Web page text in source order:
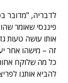
לדבריה, "מדובר
פיננסי שאומר
אותו עושה טעות
זה – מישהו אחר
כל מה שלוקח
להביא אותנו